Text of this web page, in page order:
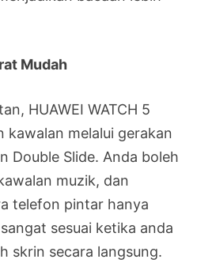
Mudah
HUAWEI WATCH 5
kawalan melalui gerakan
Double Slide. Anda boleh
muzik, dan
telefon pintar hanya
sesuai ketika anda
skrin secara langsung.